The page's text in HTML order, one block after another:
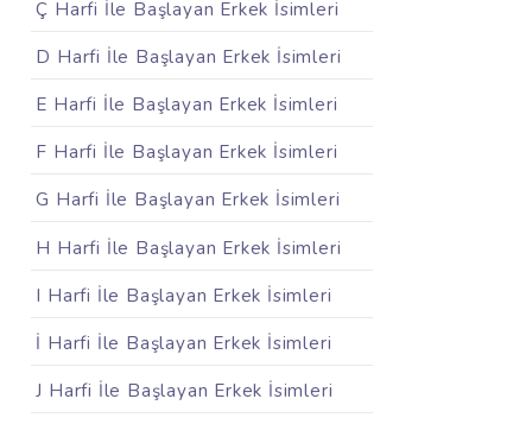
Ç Harfi İle Başlayan Erkek İsimleri
D Harfi İle Başlayan Erkek İsimleri
E Harfi İle Başlayan Erkek İsimleri
F Harfi İle Başlayan Erkek İsimleri
G Harfi İle Başlayan Erkek İsimleri
H Harfi İle Başlayan Erkek İsimleri
I Harfi İle Başlayan Erkek İsimleri
İ Harfi İle Başlayan Erkek İsimleri
J Harfi İle Başlayan Erkek İsimleri